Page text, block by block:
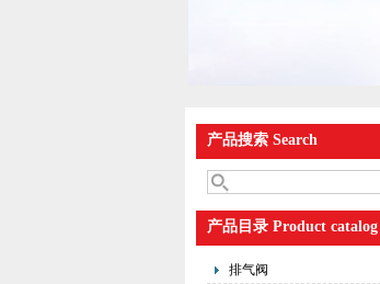
产品搜索 Search
产品目录 Product catalog
排气阀